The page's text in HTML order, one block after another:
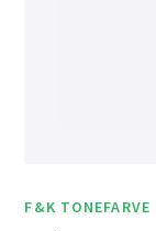
F&K TONEFARVE